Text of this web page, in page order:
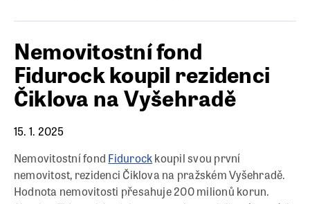
Nemovitostní fond
Fidurock koupil rezidenci
Čiklova na Vyšehradě
15. 1. 2025
Nemovitostní fond Fidurockkoupil svou první
nemovitost, rezidenci Čiklova na pražském Vyšehradě.
Hodnota nemovitosti přesahuje 200 milionů korun.